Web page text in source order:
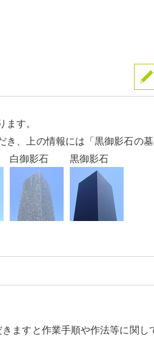
す。
き、上の情報には「黒御影石の
白御影石 黒御影石
ますと作業手順や作法等に関し